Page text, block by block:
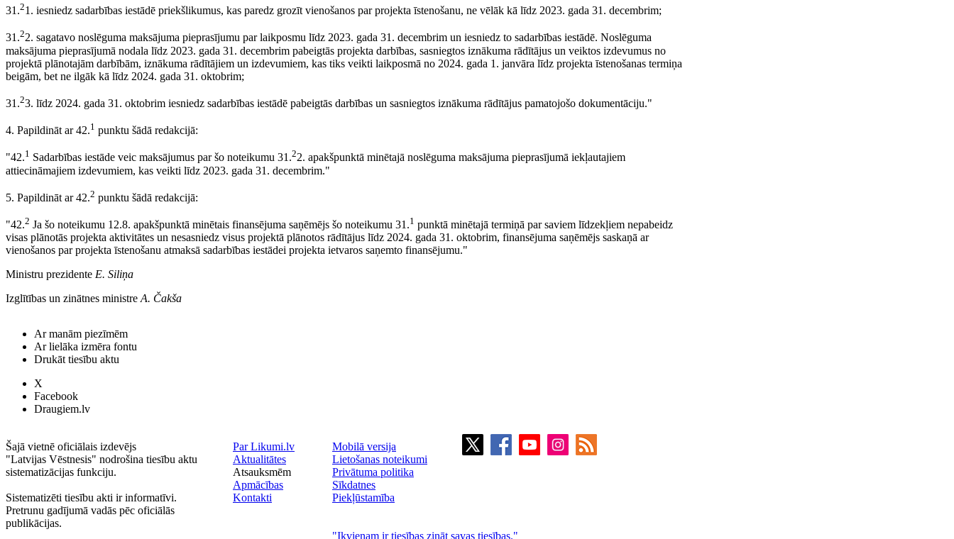
31.21. iesniedz sadarbības iestādē priekšlikumus, kas paredz grozīt vienošanos par projekta īstenošanu, ne vēlāk kā līdz 2023. gada 31. decembrim;
31.22. sagatavo noslēguma maksājuma pieprasījumu par laikposmu līdz 2023. gada 31. decembrim un iesniedz to sadarbības iestādē. Noslēguma
maksājuma pieprasījumā nodala līdz 2023. gada 31. decembrim pabeigtās projekta darbības, sasniegtos iznākuma rādītājus un veiktos izdevumus no
projektā plānotajām darbībām, iznākuma rādītājiem un izdevumiem, kas tiks veikti laikposmā no 2024. gada 1. janvāra līdz projekta īstenošanas termiņa
beigām, bet ne ilgāk kā līdz 2024. gada 31. oktobrim;
31.23. līdz 2024. gada 31. oktobrim iesniedz sadarbības iestādē pabeigtās darbības un sasniegtos iznākuma rādītājus pamatojošo dokumentāciju."
4. Papildināt ar 42.1 punktu šādā redakcijā:
"42.1 Sadarbības iestāde veic maksājumus par šo noteikumu 31.22. apakšpunktā minētajā noslēguma maksājuma pieprasījumā iekļautajiem
attiecināmajiem izdevumiem, kas veikti līdz 2023. gada 31. decembrim."
5. Papildināt ar 42.2 punktu šādā redakcijā:
"42.2 Ja šo noteikumu 12.8. apakšpunktā minētais finansējuma saņēmējs šo noteikumu 31.1 punktā minētajā termiņā par saviem līdzekļiem nepabeidz
visas plānotās projekta aktivitātes un nesasniedz visus projektā plānotos rādītājus līdz 2024. gada 31. oktobrim, finansējuma saņēmējs saskaņā ar
vienošanos par projekta īstenošanu atmaksā sadarbības iestādei projekta ietvaros saņemto finansējumu."
Ministru prezidente E. Siliņa
Izglītības un zinātnes ministre A. Čakša
Ar manām piezīmēm
Ar lielāka izmēra fontu
Drukāt tiesību aktu
X
Facebook
Draugiem.lv
Šajā vietnē oficiālais izdevējs
"Latvijas Vēstnesis" nodrošina tiesību aktu
sistematizācijas funkciju.
Sistematizēti tiesību akti ir informatīvi.
Pretrunu gadījumā vadās pēc oficiālās
publikācijas.
Par Likumi.lv
Aktualitātes
Atsauksmēm
Apmācības
Kontakti
Mobilā versija
Lietošanas noteikumi
Privātuma politika
Sīkdatnes
Piekļūstamība
"Ikvienam ir tiesības zināt savas tiesības."